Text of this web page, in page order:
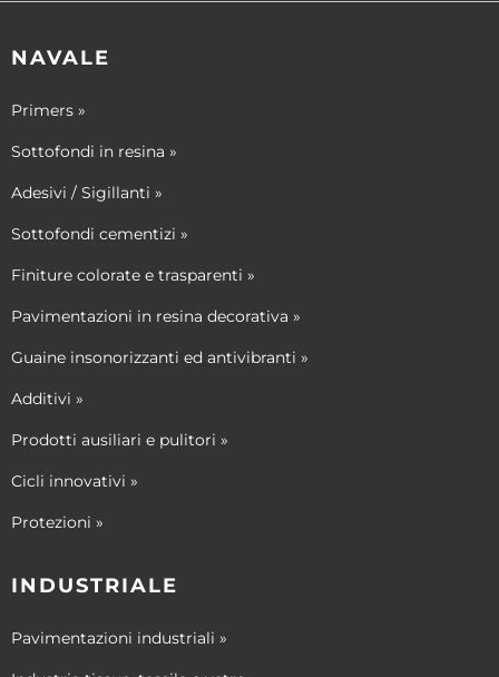
NAVALE
Primers »
Sottofondi in resina »
Adesivi / Sigillanti »
Sottofondi cementizi »
Finiture colorate e trasparenti »
Pavimentazioni in resina decorativa »
Guaine insonorizzanti ed antivibranti »
Additivi »
Prodotti ausiliari e pulitori »
Cicli innovativi »
Protezioni »
INDUSTRIALE
Pavimentazioni industriali »